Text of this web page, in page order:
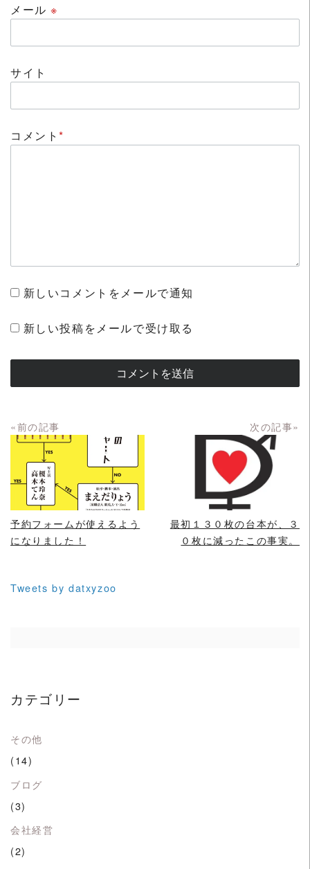
メール※
サイト
コメント*
新しいコメントをメールで通知
新しい投稿をメールで受け取る
«前の記事
READ MORE
予約フォームが使えるよう
になりました！
次の記事»
READ MORE
最初１３０枚の台本が、３
０枚に減ったこの事実。
Tweets by datxyzoo
カテゴリー
その他
(14)
ブログ
(3)
会社経営
(2)